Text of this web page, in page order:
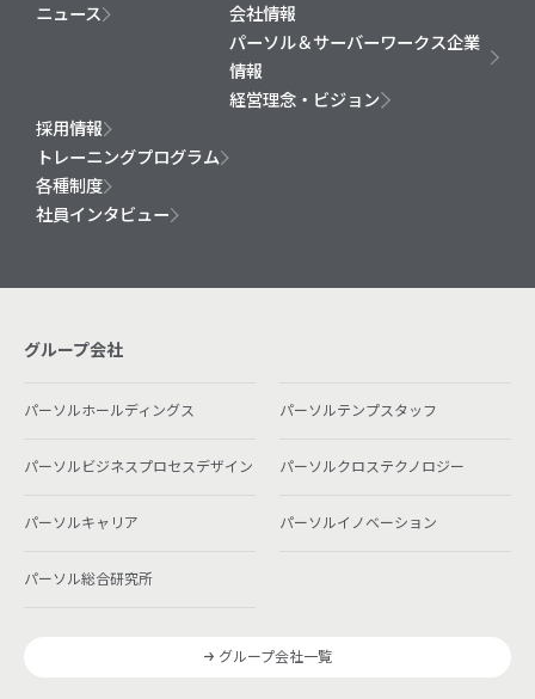
ニュース
会社情報
パーソル＆サーバーワークス企業
情報
経営理念・ビジョン
採用情報
トレーニングプログラム
各種制度
社員インタビュー
グループ会社
パーソルホールディングス パーソルテンプスタッフ
パーソルビジネスプロセスデザイン パーソルクロステクノロジー
パーソルキャリア パーソルイノベーション
パーソル総合研究所
グループ会社一覧